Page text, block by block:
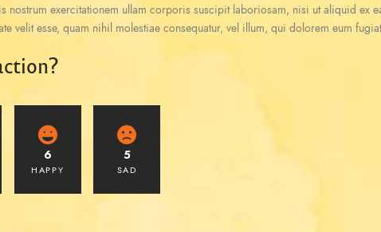
nostrum exercitationem ullam corporis suscipit laboriosam, nisi ut aliquid ex
velit esse, quam nihil molestiae consequatur, vel illum, qui dolorem eum
6
HAPPY
5
SAD